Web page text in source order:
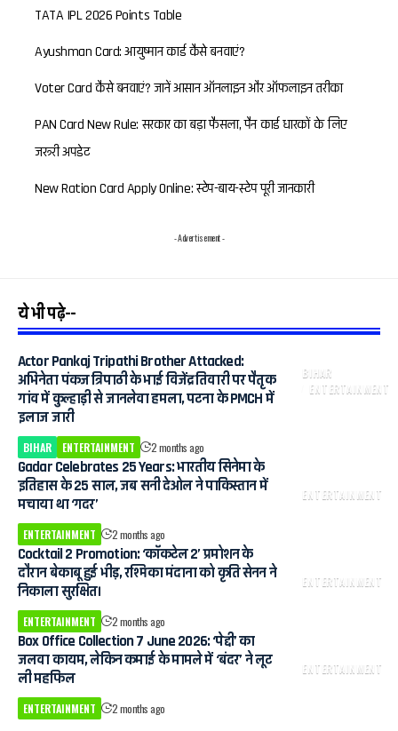
TATA IPL 2026 Points Table
Ayushman Card: आयुष्मान कार्ड कैसे बनवाएं?
Voter Card कैसे बनवाएं? जानें आसान ऑनलाइन और ऑफलाइन तरीका
PAN Card New Rule: सरकार का बड़ा फैसला, पैन कार्ड धारकों के लिए
जरूरी अपडेट
New Ration Card Apply Online: स्टेप-बाय-स्टेप पूरी जानकारी
- Advertisement -
ये भी पढ़े--
BIHAR
ENTERTAINMENT
Actor Pankaj Tripathi Brother Attacked:
अभिनेता पंकज त्रिपाठी के भाई विजेंद्र तिवारी पर पैतृक
गांव में कुल्हाड़ी से जानलेवा हमला, पटना के PMCH में
इलाज जारी
BIHAR ENTERTAINMENT 2 months ago
ENTERTAINMENT
Gadar Celebrates 25 Years: भारतीय सिनेमा के
इतिहास के 25 साल, जब सनी देओल ने पाकिस्तान में
मचाया था ‘गदर’
ENTERTAINMENT 2 months ago
ENTERTAINMENT
Cocktail 2 Promotion: ‘कॉकटेल 2’ प्रमोशन के
दौरान बेकाबू हुई भीड़, रश्मिका मंदाना को कृति सेनन ने
निकाला सुरक्षित।
ENTERTAINMENT 2 months ago
ENTERTAINMENT
Box Office Collection 7 June 2026: ‘पेद्दी’ का
जलवा कायम, लेकिन कमाई के मामले में ‘बंदर’ ने लूट
ली महफिल
ENTERTAINMENT 2 months ago